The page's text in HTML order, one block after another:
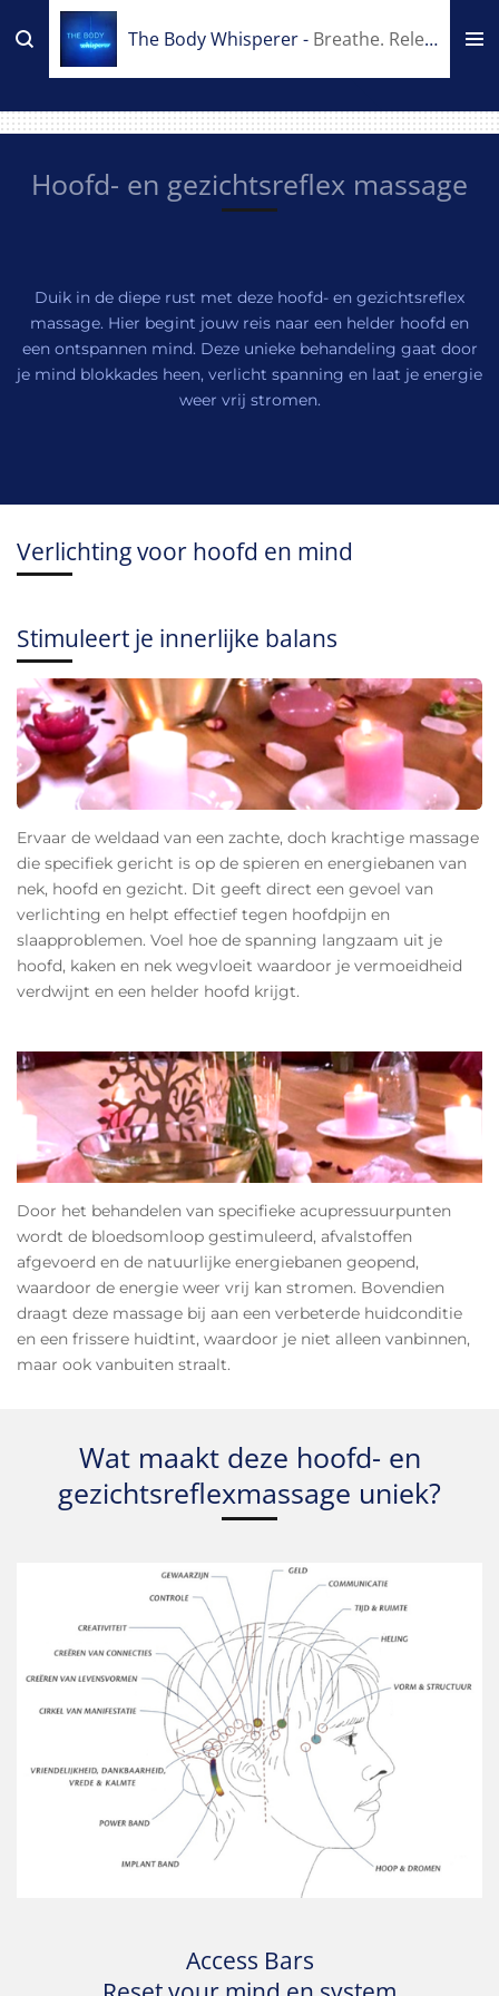
direct
hoofdinhoud
The Body Whisperer - Breathe. Release. Expand.
Hoofd- en gezichtsreflex massage
Duik in de diepe rust met deze hoofd- en gezichtsreflex
massage. Hier begint jouw reis naar een helder hoofd en
een ontspannen mind. Deze unieke behandeling gaat door
je mind blokkades heen, verlicht spanning en laat je energie
weer vrij stromen.
Verlichting voor hoofd en mind
Stimuleert je innerlijke balans
Ervaar de weldaad van een zachte, doch krachtige massage
die specifiek gericht is op de spieren en energiebanen van
nek, hoofd en gezicht. Dit geeft direct een gevoel van
verlichting en helpt effectief tegen hoofdpijn en
slaapproblemen. Voel hoe de spanning langzaam uit je
hoofd, kaken en nek wegvloeit waardoor je vermoeidheid
verdwijnt en een helder hoofd krijgt.
Door het behandelen van specifieke acupressuurpunten
wordt de bloedsomloop gestimuleerd, afvalstoffen
afgevoerd en de natuurlijke energiebanen geopend,
waardoor de energie weer vrij kan stromen. Bovendien
draagt deze massage bij aan een verbeterde huidconditie
en een frissere huidtint, waardoor je niet alleen vanbinnen,
maar ook vanbuiten straalt.
Wat maakt deze hoofd- en
gezichtsreflexmassage uniek?
Access Bars